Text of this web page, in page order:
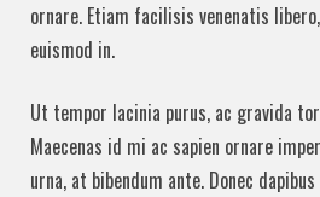
ornare. Etiam facilisis venenatis
euismod in.
Ut tempor lacinia purus, ac gravida
Maecenas id mi ac sapien ornare
urna, at bibendum ante. Donec